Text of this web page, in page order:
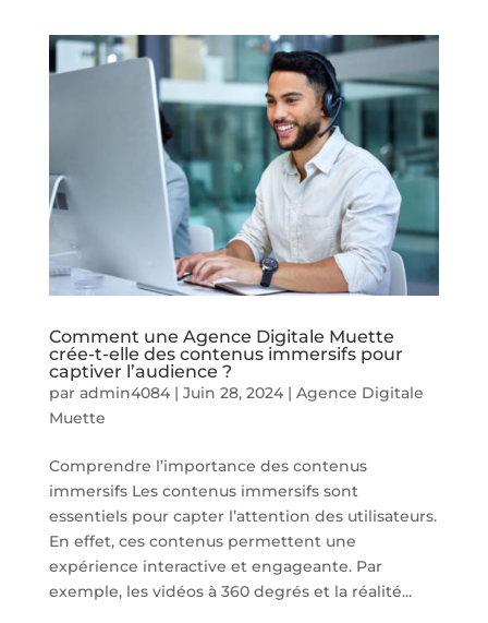
Comment une Agence Digitale Muette
crée-t-elle des contenus immersifs pour
captiver l’audience ?
par admin4084| Juin 28, 2024| Agence Digitale
Muette
Comprendre l’importance des contenus
immersifs Les contenus immersifs sont
essentiels pour capter l’attention des utilisateurs.
En effet, ces contenus permettent une
expérience interactive et engageante. Par
exemple, les vidéos à 360 degrés et la réalité...